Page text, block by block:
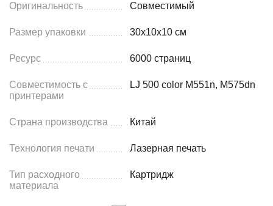
Оригинальность Совместимый
Размер упаковки 30x10x10 см
Ресурс 6000 страниц
Совместимость с
принтерами
LJ 500 color M551n, M575dn
Страна производства Китай
Технология печати Лазерная печать
Тип расходного
материала
Картридж